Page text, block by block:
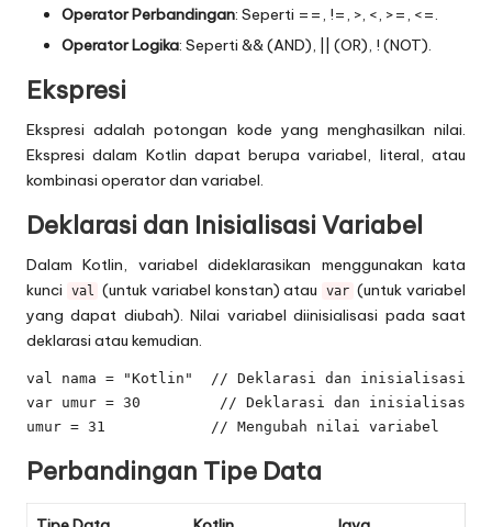
Operator Perbandingan: Seperti ==, !=, >, <, >=, <=.
Operator Logika: Seperti && (AND), || (OR), ! (NOT).
Ekspresi
Ekspresi adalah potongan kode yang menghasilkan nilai.
Ekspresi dalam Kotlin dapat berupa variabel, literal, atau
kombinasi operator dan variabel.
Deklarasi dan Inisialisasi Variabel
Dalam Kotlin, variabel dideklarasikan menggunakan kata
kunci
val (untuk variabel konstan) atau var (untuk variabel
yang dapat diubah). Nilai variabel diinisialisasi pada saat
deklarasi atau kemudian.
val nama = "Kotlin"  // Deklarasi dan inisialisasi
var umur = 30         // Deklarasi dan inisialisasi
Perbandingan Tipe Data